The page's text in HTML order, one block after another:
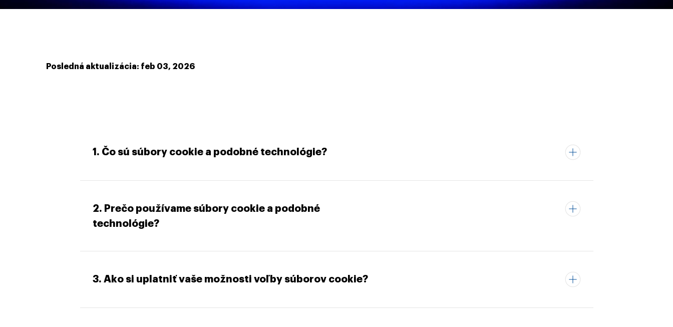
Posledná aktualizácia: feb 03, 2026
1. Čo sú súbory cookie a podobné technológie?
2. Prečo používame súbory cookie a podobné
technológie?
3. Ako si uplatniť vaše možnosti voľby súborov cookie?